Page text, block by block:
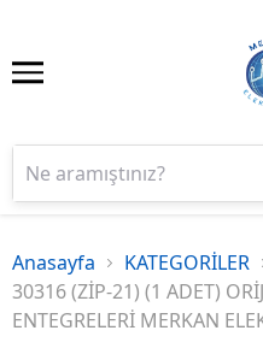
Anasayfa
KATEGORİLER
30316 (ZİP-21) (1 ADET)
ENTEGRELERİ MERKAN